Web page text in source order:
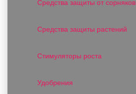
Средства защиты от сорняков
Средства защиты растений
Стимуляторы роста
Удобрения